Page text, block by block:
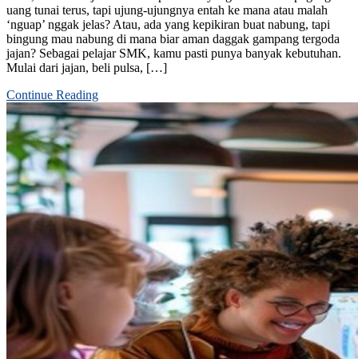
uang tunai terus, tapi ujung-ujungnya entah ke mana atau malah
‘nguap’ nggak jelas? Atau, ada yang kepikiran buat nabung, tapi
bingung mau nabung di mana biar aman daggak gampang tergoda
jajan? Sebagai pelajar SMK, kamu pasti punya banyak kebutuhan.
Mulai dari jajan, beli pulsa, […]
Continue Reading